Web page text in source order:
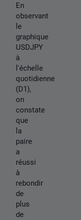
En
observant
le
graphique
USDJPY
à
l'échelle
quotidienne
(D1),
on
constate
que
la
paire
a
réussi
à
rebondir
de
plus
de